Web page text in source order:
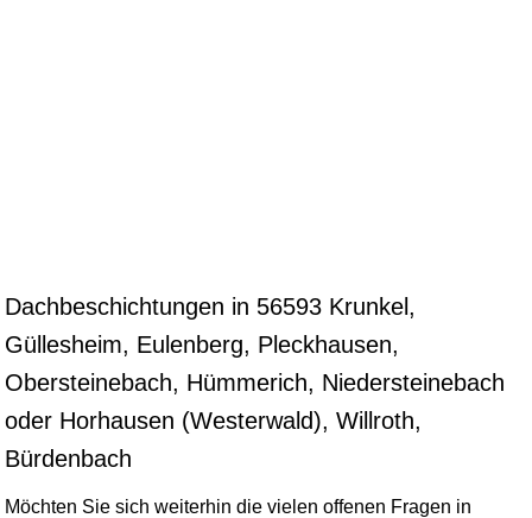
Dachbeschichtungen in 56593 Krunkel,
Güllesheim, Eulenberg, Pleckhausen,
Obersteinebach, Hümmerich, Niedersteinebach
oder Horhausen (Westerwald), Willroth,
Bürdenbach
Möchten Sie sich weiterhin die vielen offenen Fragen in